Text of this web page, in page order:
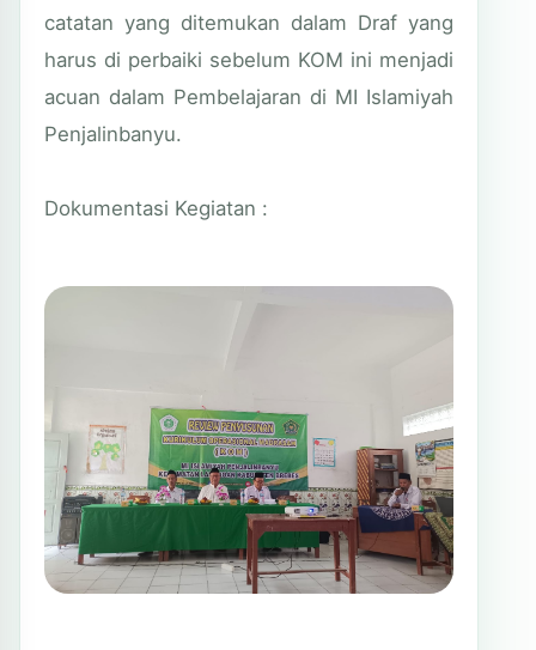
catatan yang ditemukan dalam Draf yang
harus di perbaiki sebelum KOM ini menjadi
acuan dalam Pembelajaran di MI Islamiyah
Penjalinbanyu.
Dokumentasi Kegiatan :